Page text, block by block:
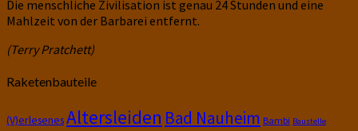
Die menschliche Zivilisation ist genau 24 Stunden und eine
Mahlzeit von der Barbarei entfernt.
(Terry Pratchett)
Raketenbauteile
(V)erlesenesAltersleiden Bad Nauheim Bambi Baustelle